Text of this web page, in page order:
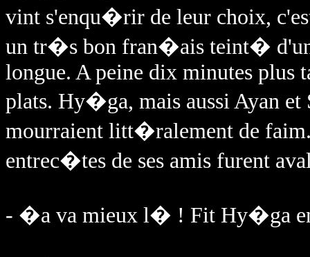
vint s'enqu�rir de leur choix,
un tr�s bon fran�ais teint� d'un
longue. A peine dix minutes plus
plats. Hy�ga, mais aussi Ayan et
mourraient litt�ralement de faim.
entrec�tes de ses amis furent
- �a va mieux l� ! Fit Hy�ga